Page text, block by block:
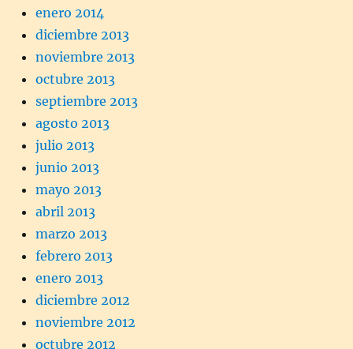
enero 2014
diciembre 2013
noviembre 2013
octubre 2013
septiembre 2013
agosto 2013
julio 2013
junio 2013
mayo 2013
abril 2013
marzo 2013
febrero 2013
enero 2013
diciembre 2012
noviembre 2012
octubre 2012